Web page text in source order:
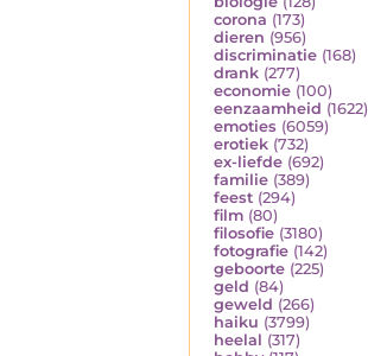
corona (173)
dieren (956)
discriminatie (168)
drank (277)
economie (100)
eenzaamheid (1622)
emoties (6059)
erotiek (732)
ex-liefde (692)
familie (389)
feest (294)
film (80)
filosofie (3180)
fotografie (142)
geboorte (225)
geld (84)
geweld (266)
haiku (3799)
heelal (317)